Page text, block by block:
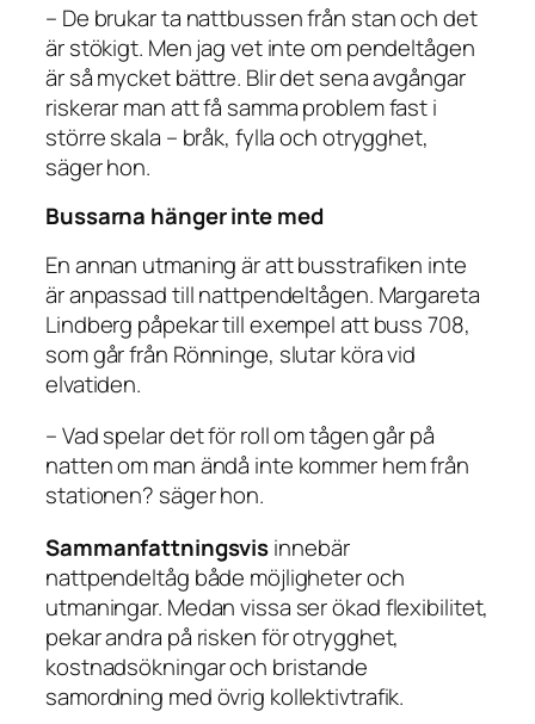
– De brukar ta nattbussen från stan och det
är stökigt. Men jag vet inte om pendeltågen
är så mycket bättre. Blir det sena avgångar
riskerar man att få samma problem fast i
större skala – bråk, fylla och otrygghet,
säger hon.
Bussarna hänger inte med
En annan utmaning är att busstrafiken inte
är anpassad till nattpendeltågen. Margareta
Lindberg påpekar till exempel att buss 708,
som går från Rönninge, slutar köra vid
elvatiden.
– Vad spelar det för roll om tågen går på
natten om man ändå inte kommer hem från
stationen? säger hon.
Sammanfattningsvisinnebär
nattpendeltåg både möjligheter och
utmaningar. Medan vissa ser ökad flexibilitet,
pekar andra på risken för otrygghet,
kostnadsökningar och bristande
samordning med övrig kollektivtrafik.